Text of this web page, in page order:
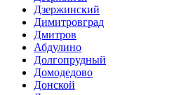
Дзержинский
Димитровград
Дмитров
Абдулино
Долгопрудный
Домодедово
Донской